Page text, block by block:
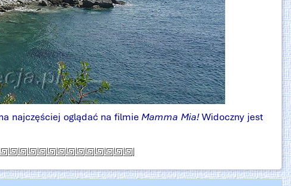
najczęściej oglądać na filmieMamma Mia!Widoczny jest